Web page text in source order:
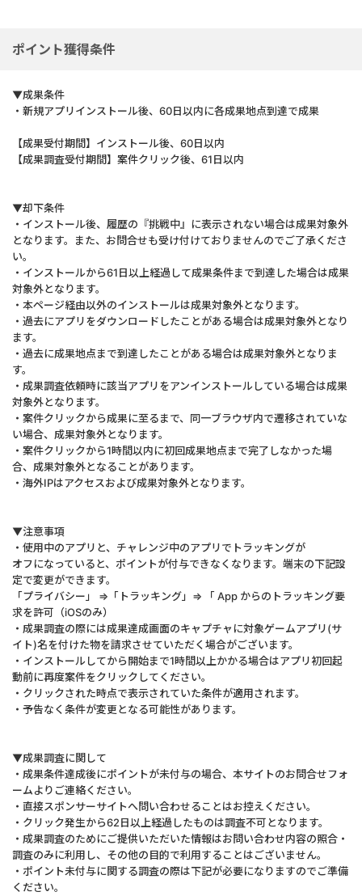
ポイント獲得条件
▼成果条件
・新規アプリインストール後、60日以内に各成果地点到達で成果
【成果受付期間】インストール後、60日以内
【成果調査受付期間】案件クリック後、61日以内
▼却下条件
・インストール後、履歴の『挑戦中』に表示されない場合は成果対象外
となります。また、お問合せも受け付けておりませんのでご了承くださ
い。
・インストールから61日以上経過して成果条件まで到達した場合は成果
対象外となります。
・本ページ経由以外のインストールは成果対象外となります。
・過去にアプリをダウンロードしたことがある場合は成果対象外となり
ます。
・過去に成果地点まで到達したことがある場合は成果対象外となりま
す。
・成果調査依頼時に該当アプリをアンインストールしている場合は成果
対象外となります。
・案件クリックから成果に至るまで、同一ブラウザ内で遷移されていな
い場合、成果対象外となります。
・案件クリックから1時間以内に初回成果地点まで完了しなかった場
合、成果対象外となることがあります。
・海外IPはアクセスおよび成果対象外となります。
▼注意事項
・使用中のアプリと、チャレンジ中のアプリでトラッキングが
オフになっていると、ポイントが付与できなくなります。端末の下記設
定で変更ができます。
「プライバシー」 ⇒「トラッキング」⇒ 「 App からのトラッキング要
求を許可（iOSのみ）
・成果調査の際には成果達成画面のキャプチャに対象ゲームアプリ(サ
イト)名を付けた物を請求させていただく場合がございます。
・インストールしてから開始まで1時間以上かかる場合はアプリ初回起
動前に再度案件をクリックしてください。
・クリックされた時点で表示されていた条件が適用されます。
・予告なく条件が変更となる可能性があります。
▼成果調査に関して
・成果条件達成後にポイントが未付与の場合、本サイトのお問合せフォ
ームよりご連絡ください。
・直接スポンサーサイトへ問い合わせることはお控えください。
・クリック発生から62日以上経過したものは調査不可となります。
・成果調査のためにご提供いただいた情報はお問い合わせ内容の照合・
調査のみに利用し、その他の目的で利用することはございません。
・ポイント未付与に関する調査の際は下記が必要になりますのでご準備
ください。